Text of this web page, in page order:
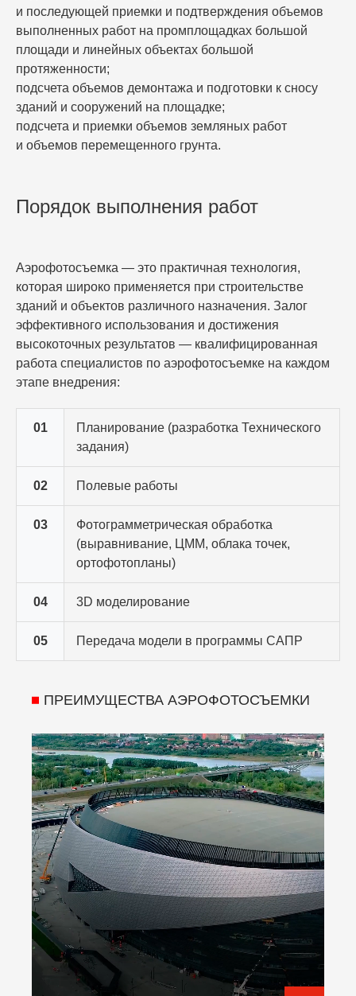
и последующей приемки и подтверждения объемов
выполненных работ на промплощадках большой
площади и линейных объектах большой
протяженности;
подсчета объемов демонтажа и подготовки к сносу
зданий и сооружений на площадке;
подсчета и приемки объемов земляных работ
и объемов перемещенного грунта.
Порядок выполнения работ
Аэрофотосъемка — это практичная технология,
которая широко применяется при строительстве
зданий и объектов различного назначения. Залог
эффективного использования и достижения
высокоточных результатов — квалифицированная
работа специалистов по аэрофотосъемке на каждом
этапе внедрения:
01
Планирование (разработка Технического
задания)
02 Полевые работы
03
Фотограмметрическая обработка
(выравнивание, ЦММ, облака точек,
ортофотопланы)
04 3D моделирование
05 Передача модели в программы САПР
ПРЕИМУЩЕСТВА АЭРОФОТОСЪЕМКИ